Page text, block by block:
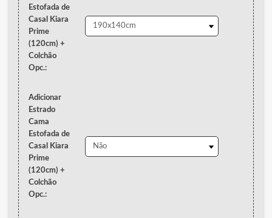
Estofada de
Casal Kiara
Prime
(120cm) +
Colchão
Opc.:
Adicionar
Estrado
Cama
Estofada de
Casal Kiara
Prime
(120cm) +
Colchão
Opc.: